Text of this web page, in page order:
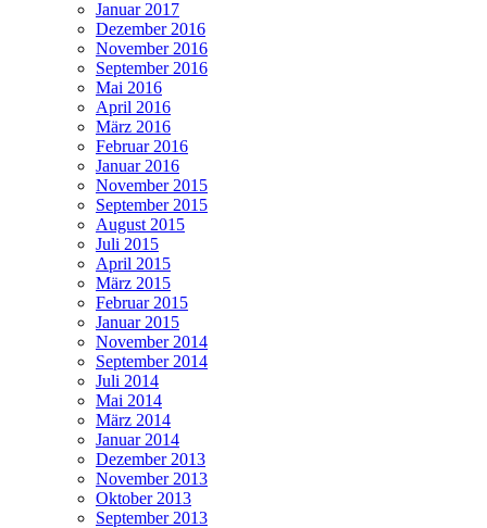
Januar 2017
Dezember 2016
November 2016
September 2016
Mai 2016
April 2016
März 2016
Februar 2016
Januar 2016
November 2015
September 2015
August 2015
Juli 2015
April 2015
März 2015
Februar 2015
Januar 2015
November 2014
September 2014
Juli 2014
Mai 2014
März 2014
Januar 2014
Dezember 2013
November 2013
Oktober 2013
September 2013